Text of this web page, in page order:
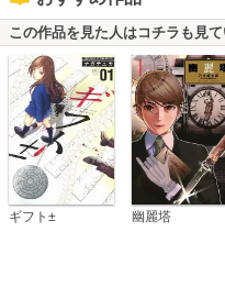
この作品を見た人はコチラも見
ギフト± 幽麗塔